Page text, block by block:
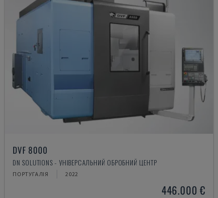
DVF 8000
DN SOLUTIONS - УНІВЕРСАЛЬНИЙ ОБРОБНИЙ ЦЕНТР
ПОРТУГАЛІЯ 2022
446.000 €